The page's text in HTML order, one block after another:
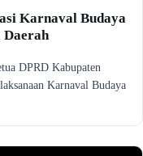
Karnaval Budaya
Daerah
DPRD Kabupaten
Karnaval Budaya